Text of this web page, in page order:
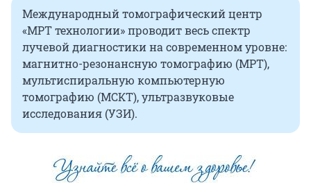
Международный томографический центр
«МРТ технологии» проводит весь спектр
лучевой диагностики на современном уровне:
магнитно-резонансную томографию (МРТ),
мультиспиральную компьютерную
томографию (МСКТ), ультразвуковые
исследования (УЗИ).